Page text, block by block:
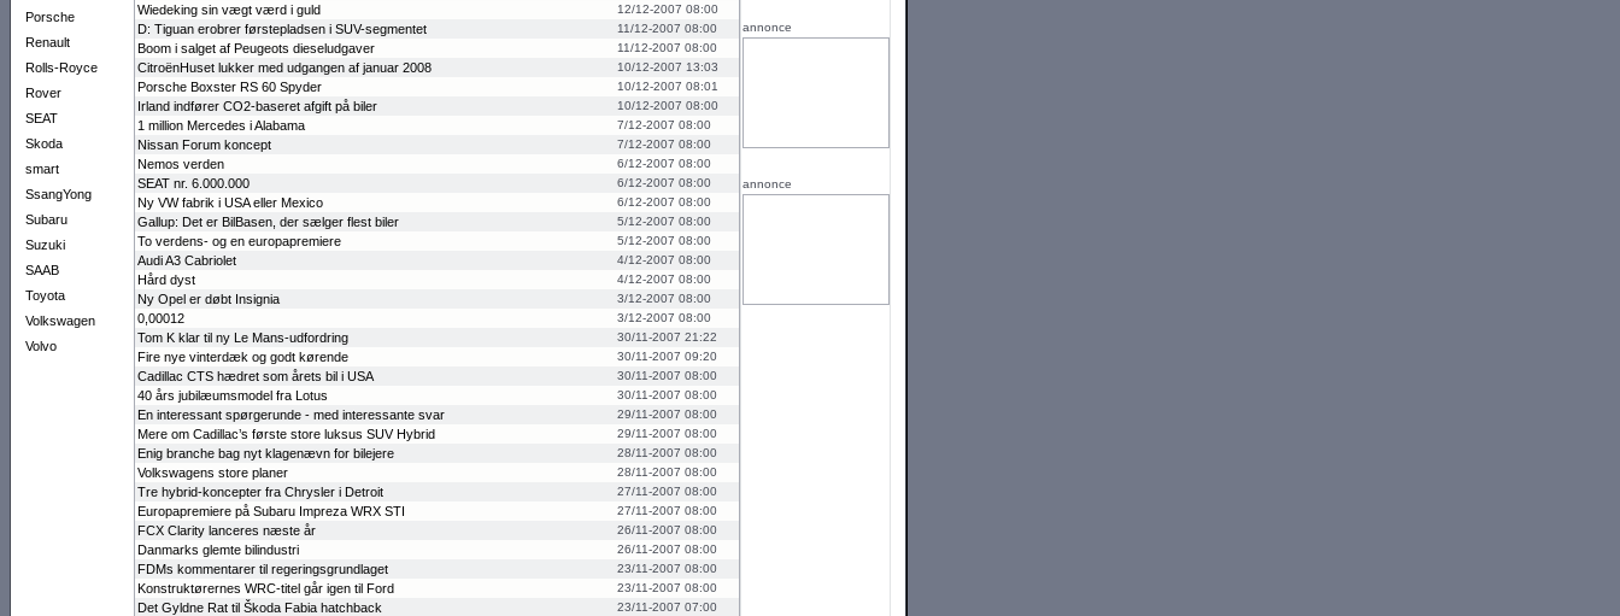
Porsche
Renault
Rolls-Royce
Rover
SEAT
Skoda
smart
SsangYong
Subaru
Suzuki
SAAB
Toyota
Volkswagen
Volvo
Wiedeking sin vægt værd i guld 12/12-2007 08:00
D: Tiguan erobrer førstepladsen i SUV-segmentet 11/12-2007 08:00
Boom i salget af Peugeots dieseludgaver 11/12-2007 08:00
CitroënHuset lukker med udgangen af januar 2008 10/12-2007 13:03
Porsche Boxster RS 60 Spyder 10/12-2007 08:01
Irland indfører CO2-baseret afgift på biler 10/12-2007 08:00
1 million Mercedes i Alabama 7/12-2007 08:00
Nissan Forum koncept 7/12-2007 08:00
Nemos verden 6/12-2007 08:00
SEAT nr. 6.000.000 6/12-2007 08:00
Ny VW fabrik i USA eller Mexico 6/12-2007 08:00
Gallup: Det er BilBasen, der sælger flest biler 5/12-2007 08:00
To verdens- og en europapremi­ere 5/12-2007 08:00
Audi A3 Cabriolet 4/12-2007 08:00
Hård dyst 4/12-2007 08:00
Ny Opel er døbt Insignia 3/12-2007 08:00
0,00012 3/12-2007 08:00
Tom K klar til ny Le Mans-udfordring 30/11-2007 21:22
Fire nye vinterdæk og godt kørende 30/11-2007 09:20
Cadillac CTS hædret som årets bil i USA 30/11-2007 08:00
40 års jubilæumsmodel fra Lotus 30/11-2007 08:00
En interes­sant spørgerunde - med interes­sante svar 29/11-2007 08:00
Mere om Cadillac’s første store luksus SUV Hybrid 29/11-2007 08:00
Enig branche bag nyt klagenævn for bilejere 28/11-2007 08:00
Volkswagens store planer 28/11-2007 08:00
Tre hybrid-koncepter fra Chrysler i Detroit 27/11-2007 08:00
Europapre­miere på Subaru Impreza WRX STI 27/11-2007 08:00
FCX Clarity lanceres næste år 26/11-2007 08:00
Danmarks glemte bilindustri 26/11-2007 08:00
FDMs kommentarer til rege­rings­grund­laget 23/11-2007 08:00
Konstruktørernes WRC-titel går igen til Ford 23/11-2007 08:00
Det Gyldne Rat til Škoda Fabia hatchback 23/11-2007 07:00
annonce
annonce